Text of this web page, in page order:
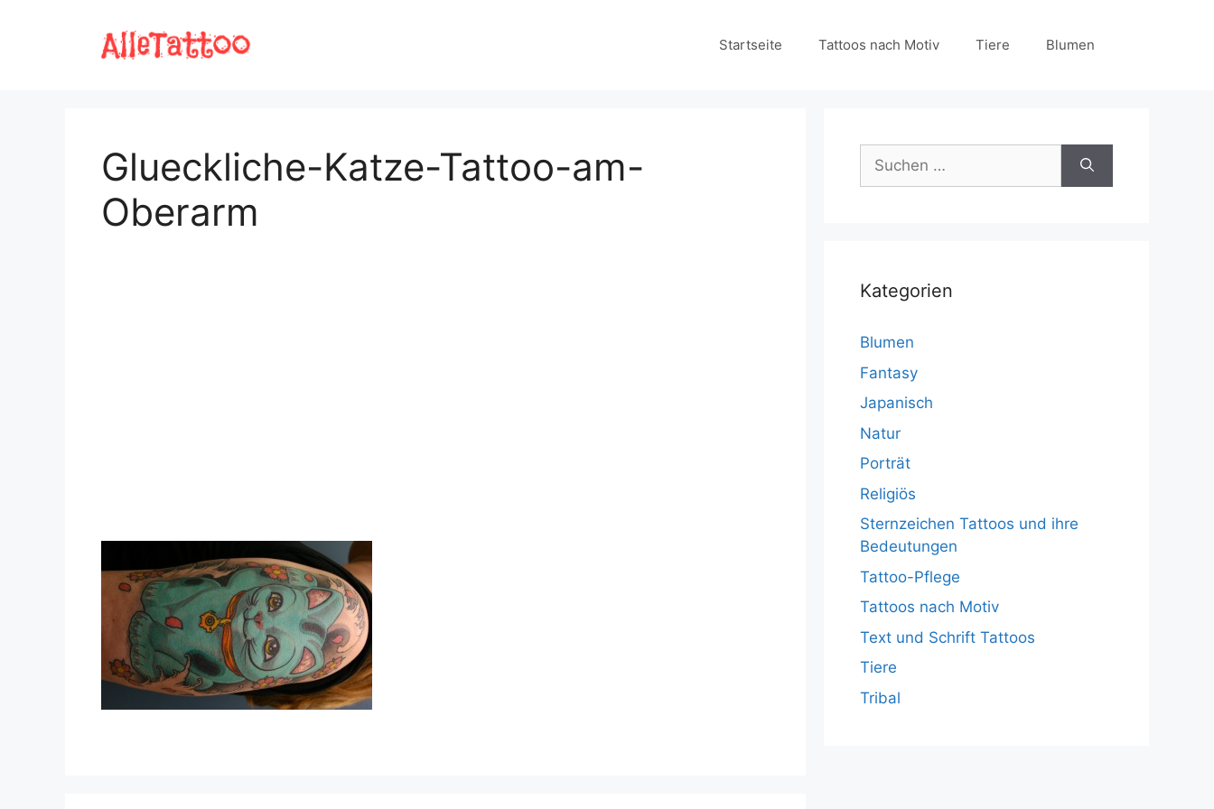
Startseite Tattoos nach Motiv Tiere Blumen
Glueckliche-Katze-Tattoo-am-
Oberarm
Suchen
nach:
Kategorien
Blumen
Fantasy
Japanisch
Natur
Porträt
Religiös
Sternzeichen Tattoos und ihre
Bedeutungen
Tattoo-Pflege
Tattoos nach Motiv
Text und Schrift Tattoos
Tiere
Tribal